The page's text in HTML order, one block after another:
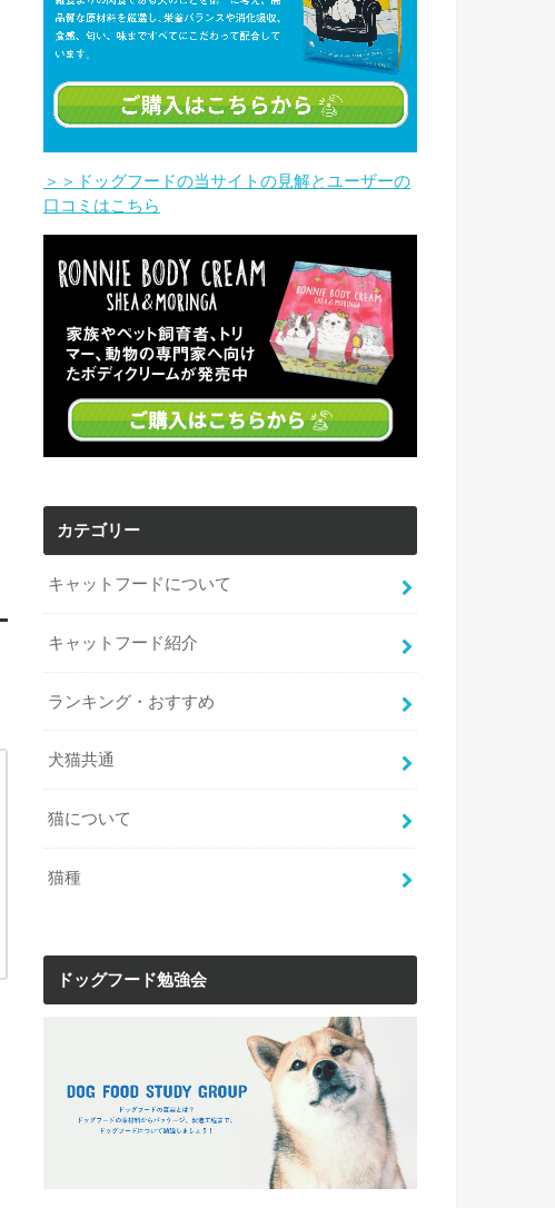
＞＞ドッグフードの当サイトの見解とユーザーの
口コミはこちら
カテゴリー
キャットフードについて
キャットフード紹介
ランキング・おすすめ
犬猫共通
猫について
猫種
ドッグフード勉強会